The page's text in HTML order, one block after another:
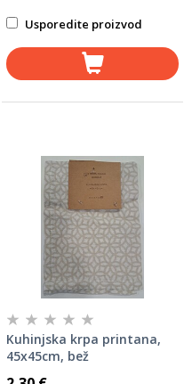
Usporedite proizvod
Kuhinjska krpa printana,
45x45cm, bež